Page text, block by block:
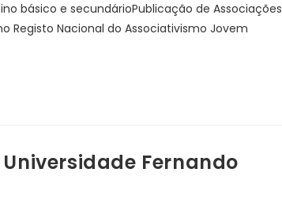
básico e secundárioPublicação de Associações
Registo Nacional do Associativismo Jovem
Fernando